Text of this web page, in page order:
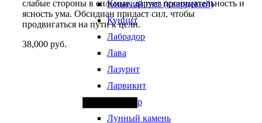
Кошачий глаз (кварцевый)
Кунцит
Лабрадор
Лава
Лазурит
Ларвикит
Ларимар
Лунный камень
слабые стороны в сильные, дарует проницательность и
ясность ума. Обсидиан придаст сил, чтобы
продвигаться на пути к цели.
38,000 руб.